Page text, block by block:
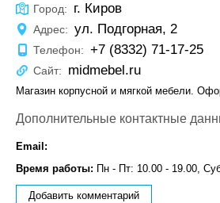
Город: г. Киров
Адрес: ул. Подгорная, 2
Телефон: +7 (8332) 71-17-25
Сайт: midmebel.ru
Магазин корпусной и мягкой мебели.
Дополнительные контактные
Email:
Время работы: Пн - Пт: 10.00 - 19.00,
Добавить комментарий